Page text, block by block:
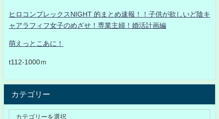
ヒロコンプレックスNIGHT 的まとめ速報！！子供が欲しいど陰キ
ャアラフィフ女子のめざせ！専業主婦！婚活計画編
萌えっとこあに！
t112-1000ｍ
カテゴリー